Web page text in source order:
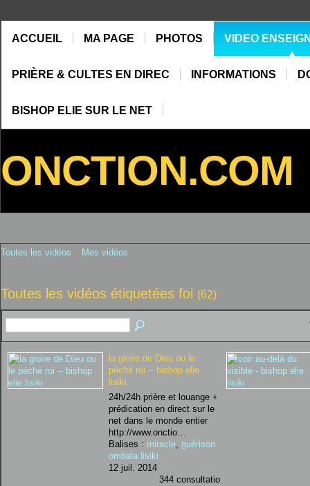
ACCUEIL MA PAGE PHOTOS VIDEO
PRIÈRE & CULTES EN DIREC INFORMATIONS
BISHOP ELIE SUR LE NET
ONCTION.COM
Toutes les vidéos Mes vidéos
Toutes les vidéos étiquetées foi (62)
la gloire de Dieu ou le
péché roi -- bishop elie
lisiki
24h/24h prière et louange +
prédication en direct sur le
net dans le monde entier
http://www.onctio…
Balises : miracle, guérison
ombala lisiki
12 juil. 2014
344 consultatio